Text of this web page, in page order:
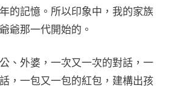
的記憶。所以印象中，我的家族
爺那一代開始的。
、外婆，一次又一次的對話，一
，一包又一包的紅包，建構出孩